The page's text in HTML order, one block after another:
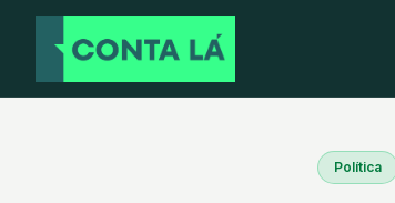
Política